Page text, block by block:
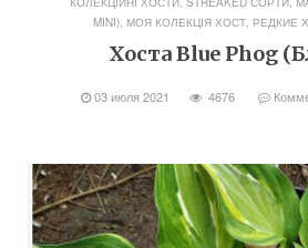
MINI), МОЯ КОЛЕКЦІЯ ХОСТ, РЕДКИЕ
Хоста Blue Phog
03 июля 2021 4676